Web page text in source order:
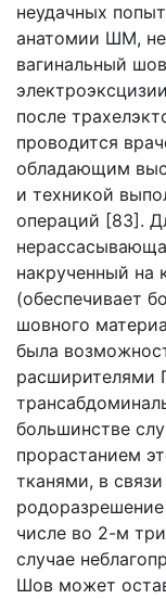
неудачных
анатомии ШМ,
вагинальный
после
проводится
обладающим
и техникой
операций [83].
накрученный
(обеспечивает
шовного
была
расширителями
большинстве
прорастанием
тканями, в
числе во 2-м
случае
Шов может